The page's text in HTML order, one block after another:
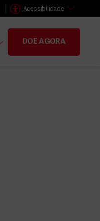
Acessibilidade
DOE AGORA